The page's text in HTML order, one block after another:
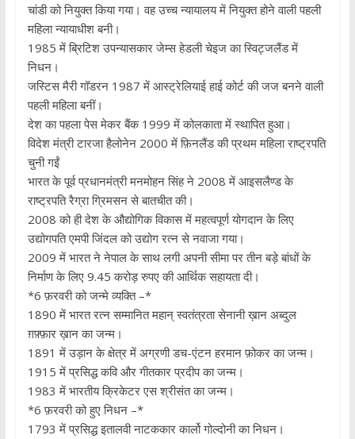
चांडी को नियुक्त किया गया। वह उच्च न्यायालय में नियुक्त होने वाली पहली
महिला न्यायाधीश बनी।
1985 में ब्रिटिश उपन्यासकार जेम्स हेडली चेइज का स्विट्जलैंड में
निधन।
जस्टिस मैरी गॉडरन 1987 में आस्ट्रेलियाई हाई कोर्ट की जज बनने वाली
पहली महिला बनीं।
देश का पहला पेस मेकर बैंक 1999 में कोलकाता में स्थापित हुआ।
विदेश मंत्री टारजा हैलोनेन 2000 में फ़िनलैंड की प्रथम महिला राष्ट्रपति
चुनी गईं
भारत के पूर्व प्रधानमंत्री मनमोहन सिंह ने 2008 में आइसलैण्ड के
राष्ट्रपति रैग्रा ग्रिमसन से बातचीत की।
2008 को ही देश के औद्योगिक विकास में महत्वपूर्ण योगदान के लिए
उद्योगपति एमपी जिंदल को उद्योग रत्न से नवाजा गया।
2009 में भारत ने नेपाल के साथ लगी अपनी सीमा पर तीन बड़े बांधों के
निर्माण के लिए 9.45 करोड़ रुपए की आर्थिक सहायता दी।
*6 फ़रवरी को जन्मे व्यक्ति –*
1890 में भारत रत्न सम्मानित महान् स्वतंत्रता सेनानी ख़ान अब्दुल
ग़फ़्फ़ार ख़ान का जन्म।
1891 में उड़ान के क्षेत्र में अग्रणी डच-एंटन हरमान फ़ोकर का जन्म।
1915 में प्रसिद्ध कवि और गीतकार प्रदीप का जन्म।
1983 में भारतीय क्रिकेटर एस श्रीसंत का जन्म।
*6 फ़रवरी को हुए निधन –*
1793 में प्रसिद्ध इतालवी नाटककार कार्लो गोल्दोनी का निधन।